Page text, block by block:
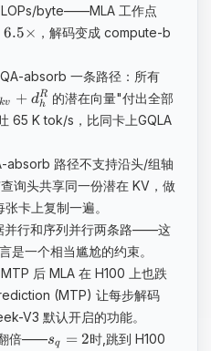
byte——MLA 工作点
6.5× ，解码变成 compute-b
absorb 一条路径：所有
kv + dh
R 的潜在向量"付出全部
吐 65 K tok/s，比同卡上GQLA
absorb 路径不支持沿头/组轴
询头共享同一份潜在 KV，做
卡上复制一遍。
并行和序列并行两条路——这
是一个相当尴尬的约束。
后 MLA 在 H100 上也跌
(MTP) 让每步解码
V3 默认开启的功能。
倍——sq = 2时,跳到 H100